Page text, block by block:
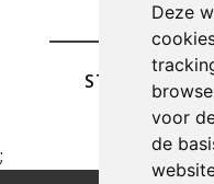
Deze
voor
de
STUREN
;